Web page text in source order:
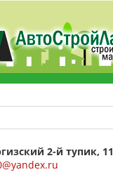
2-й тупик, 11